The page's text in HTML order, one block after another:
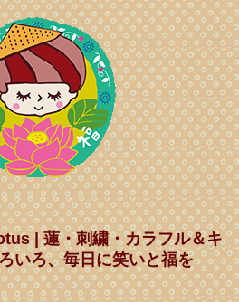
| 蓮・刺繍・カラフル＆キ
いろ、毎日に笑いと福を